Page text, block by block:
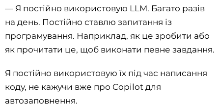
— Я постійно використовую LLM. Багато разів
на день. Постійно ставлю запитання із
програмування. Наприклад, як це зробити або
як прочитати це, щоб виконати певне завдання.
Я постійно використовую їх під час написання
коду, не кажучи вже про Copilot для
автозаповнення.